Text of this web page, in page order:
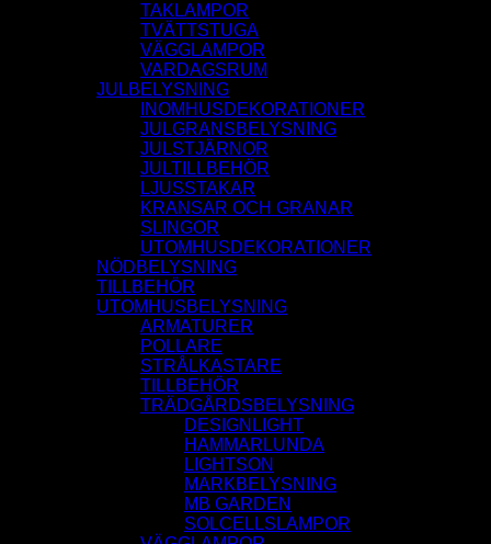
TAKLAMPOR
TVÄTTSTUGA
VÄGGLAMPOR
VARDAGSRUM
JULBELYSNING
INOMHUSDEKORATIONER
JULGRANSBELYSNING
JULSTJÄRNOR
JULTILLBEHÖR
LJUSSTAKAR
KRANSAR OCH GRANAR
SLINGOR
UTOMHUSDEKORATIONER
NÖDBELYSNING
TILLBEHÖR
UTOMHUSBELYSNING
ARMATURER
POLLARE
STRÅLKASTARE
TILLBEHÖR
TRÄDGÅRDSBELYSNING
DESIGNLIGHT
HAMMARLUNDA
LIGHTSON
MARKBELYSNING
MB GARDEN
SOLCELLSLAMPOR